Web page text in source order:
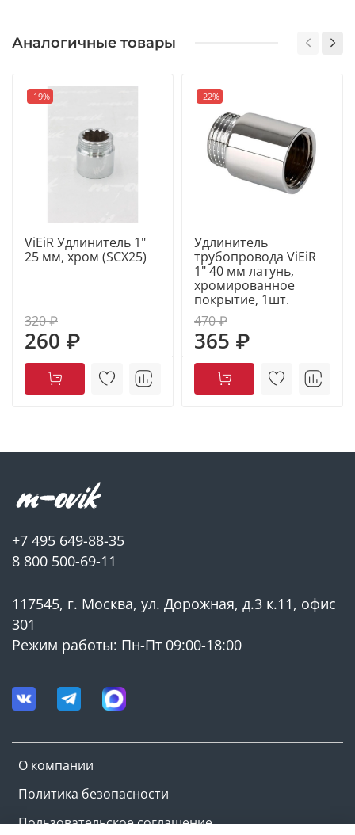
Аналогичные товары
-19%
ViEiR Удлинитель 1"
25 мм, хром (SCX25)
320 ₽
260 ₽
-22%
Удлинитель
трубопровода ViEiR
1" 40 мм латунь,
хромированное
покрытие, 1шт.
470 ₽
365 ₽
О компании
Политика безопасности
Пользовательское соглашение
+7 495 649-88-35
8 800 500-69-11
117545, г. Москва, ул. Дорожная, д.3 к.11, офис
301
Режим работы: Пн-Пт 09:00-18:00